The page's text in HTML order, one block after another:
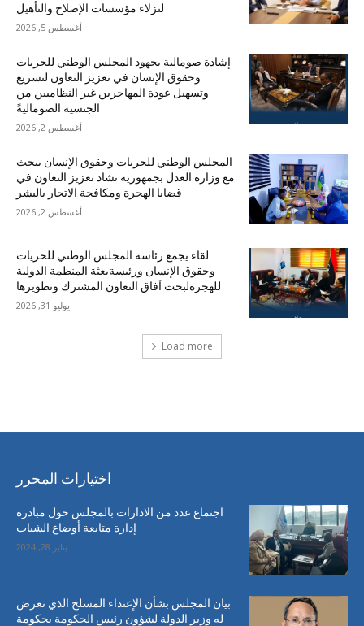
لنزلاء مؤسسات الإصلاح والتأهيل
أغسطس 5, 2026
إشادة صومالية بجهود المجلس الوطني للحريات
وحقوق الإنسان في تعزيز التعاون لتسريع
وتسهيل عودة المهاجرين غير النظاميين من
الجنسية الصوماليةً
أغسطس 2, 2026
المجلس الوطني للحريات وحقوق الإنسان يبحث
مع وزارة العدل بجمهورية تشاد تعزيز التعاون في
قضايا الهجرة ومكافحة الاتجار بالبشر
أغسطس 2, 2026
لقاء يجمع رئاسة المجلس الوطني للحريات
وحقوق الإنسان ورئيسةبعثة المنظمة الدولية
للهجرةلبحث آفاق التعاون المشترك وتطويرها
يوليو 31, 2026
Load more
اختيارات المحرر
اجتماع عدد من الادارات بالمجلس حول مبادرة
إدارة متابعة أوضاع الشباب
يناير 28, 2024
بيان المجلس بشأن الإعتداء المسلح الذي تعرض
له وزير الدولة لشؤون رئيس الحكومة بحكومة